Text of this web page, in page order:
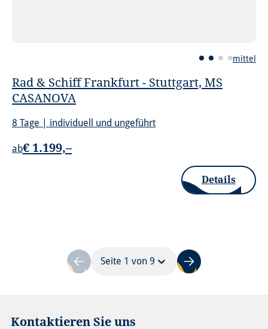
Rad & Schiff Frankfurt - Stuttgart, MS
CASANOVA
mittel
8 Tage | individuell und ungeführt
Details
ab€ 1.199,–
Seite 1 von 9
Kontaktieren Sie uns